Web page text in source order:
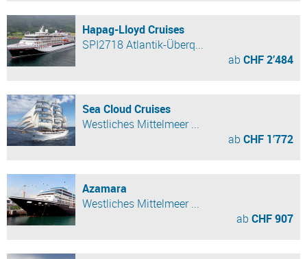
Hapag-Lloyd Cruises
SPI2718 Atlantik-Überq...
ab CHF 2’484
Sea Cloud Cruises
Westliches Mittelmeer ...
ab CHF 1’772
Azamara
Westliches Mittelmeer ...
ab CHF 907